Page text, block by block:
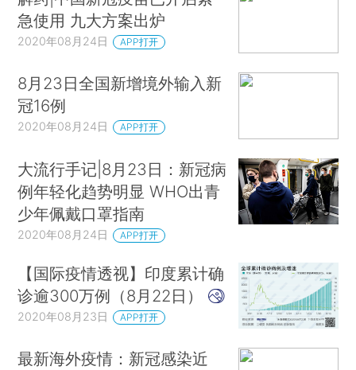
急使用 九大方案出炉
2020年08月24日 APP打开
8月23日全国新增境外输入新
冠16例
2020年08月24日 APP打开
大流行手记|8月23日：新冠病
例年轻化趋势明显 WHO出青
少年佩戴口罩指南
2020年08月24日 APP打开
【国际疫情透视】印度累计确
诊逾300万例（8月22日）
2020年08月23日 APP打开
最新海外疫情：新冠感染近